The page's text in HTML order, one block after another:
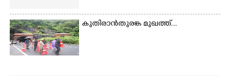
കുതിരാൻതുരങ്ക മുഖത്ത്...